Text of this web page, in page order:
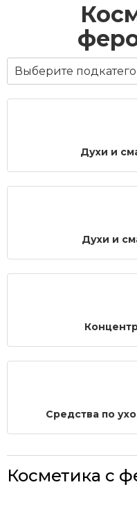
Выберите
Духи и
Духи и
Средства по
Косметика с